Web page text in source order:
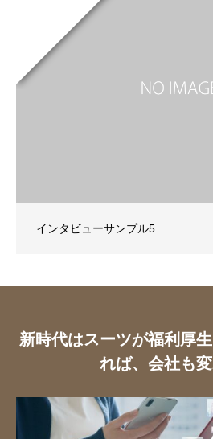
インタビューサンプル5
新時代はスーツが福利厚
れば、会社も変